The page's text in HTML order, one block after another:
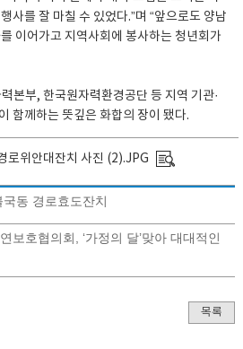
사를 잘 마칠 수 있었다.”며 “앞으로도 양남
이어가고 지역사회에 봉사하는 청년회가
본부, 한국원자력환경공단 등 지역 기관·
함께하는 뜻깊은 화합의 장이 됐다.
로위안대잔치 사진 (2).JPG
동 경로효도잔치
보호협의회, ‘가정의 달’맞아 대대적인
목록